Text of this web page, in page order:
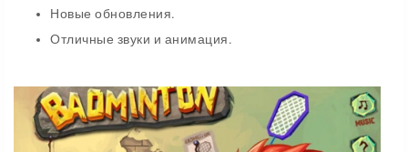
Новые обновления.
Отличные звуки и анимация.